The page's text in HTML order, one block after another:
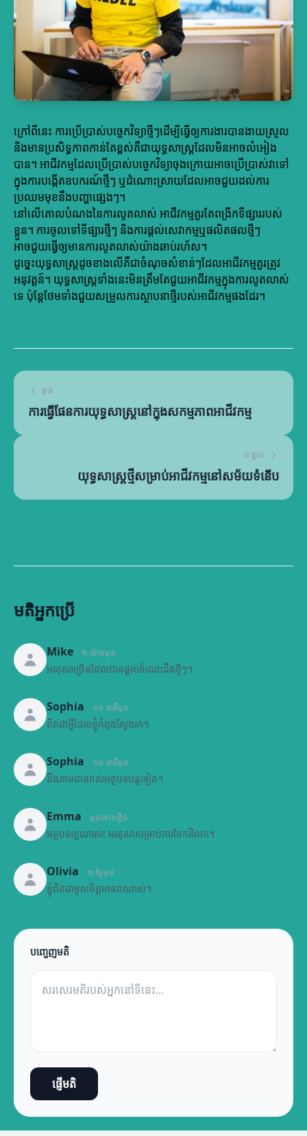
ក្រៅពីនេះ ការប្រើប្រាស់បច្ចេកវិទ្យាថ្មីៗដើម្បីធ្វើឲ្យការងារបានងាយស្រួល
និងមានប្រសិទ្ធភាពកាន់តែខ្ពស់គឺជាយុទ្ធសាស្ត្រដែលមិនអាចលំអៀង
បាន។ អាជីវកម្មដែលប្រើប្រាស់បច្ចេកវិទ្យាចុងក្រោយអាចប្រើប្រាស់វាទៅ
ក្នុងការបង្កើតឧបករណ៍ថ្មីៗ ឬដំណោះស្រាយដែលអាចជួយដល់ការ
ប្រឈមមុខនឹងបញ្ហាផ្សេងៗ។
នៅលើគោលបំណងនៃការលូតលាស់ អាជីវកម្មគួរតែពង្រីកទីផ្សាររបស់
ខ្លួន។ ការចូលទៅទីផ្សារថ្មីៗ និងការផ្តល់សេវាកម្មឬផលិតផលថ្មីៗ
អាចជួយធ្វើឲ្យមានការលូតលាស់យ៉ាងឆាប់រហ័ស។
ដូច្នេះយុទ្ធសាស្ត្រដូចខាងលើគឺជាចំណុចសំខាន់ៗដែលអាជីវកម្មគួរត្រូវ
អនុវត្តន៍។ យុទ្ធសាស្ត្រទាំងនេះមិនត្រឹមតែជួយអាជីវកម្មក្នុងការលូតលាស់
ទេ ប៉ុន្តែថែមទាំងជួយសម្រួលការស្ថាបនាថ្មីរបស់អាជីវកម្មផងដែរ។
មុន
ការធ្វើផែនការយុទ្ធសាស្ត្រនៅក្នុងសកម្មភាពអាជីវកម្ម
បន្ទាប់
យុទ្ធសាស្ត្រថ្មីសម្រាប់អាជីវកម្មនៅសម័យទំនើប
មតិអ្នកប្រើ
Mike ២ ម៉ោងមុន
អរគុណច្រើនដែលបានផ្តល់ចំណេះដឹងថ្មីៗ។
Sophia ១០ នាទីមុន
ពិតជាអ្វីដែលខ្ញុំកំពុងស្វែងរក។
Sophia ១០ នាទីមុន
នឹងតាមដានរាល់អត្ថបទបន្តទៀត។
Emma មុននេះបន្តិច
អត្ថបទល្អណាស់! អរគុណសម្រាប់ការចែករំលែក។
Olivia ៣ ថ្ងៃមុន
ខ្ញុំពិតជាចូលចិត្តអានវាណាស់។
បញ្ចេញមតិ
ផ្ញើមតិ